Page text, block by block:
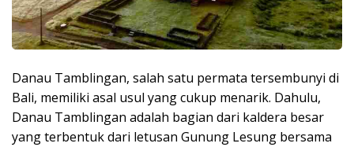
Danau Tamblingan, salah satu permata tersembunyi di
Bali, memiliki asal usul yang cukup menarik. Dahulu,
Danau Tamblingan adalah bagian dari kaldera besar
yang terbentuk dari letusan Gunung Lesung bersama